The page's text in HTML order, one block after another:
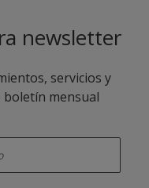
newsletter
servicios y
mensual